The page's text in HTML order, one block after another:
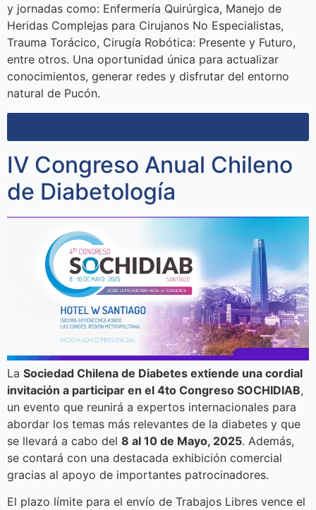
y jornadas como: Enfermería Quirúrgica, Manejo de
Heridas Complejas para Cirujanos No Especialistas,
Trauma Torácico, Cirugía Robótica: Presente y Futuro,
entre otros. Una oportunidad única para actualizar
conocimientos, generar redes y disfrutar del entorno
natural de Pucón.
IV Congreso Anual Chileno
de Diabetología
La Sociedad Chilena de Diabetes extiende una cordial
invitación a participar en el 4to Congreso SOCHIDIAB,
un evento que reunirá a expertos internacionales para
abordar los temas más relevantes de la diabetes y que
se llevará a cabo del 8 al 10 de Mayo, 2025. Además,
se contará con una destacada exhibición comercial
gracias al apoyo de importantes patrocinadores.
El plazo límite para el envío de Trabajos Libres vence el